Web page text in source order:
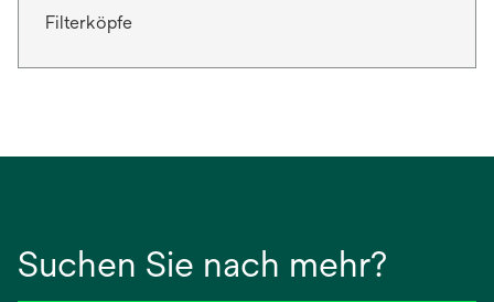
Filterköpfe
Suchen Sie nach mehr?